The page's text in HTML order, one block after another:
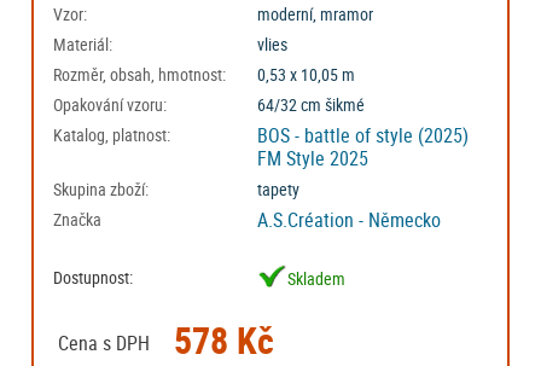
Vzor:
moderní, mramor
Materiál:
vlies
Rozměr, obsah, hmotnost:
0,53 x 10,05 m
Opakování vzoru:
64/32 cm šikmé
Katalog, platnost:
BOS - battle of style (2025)
FM Style 2025
Skupina zboží:
tapety
Značka
A.S.Création - Německo
Dostupnost: Skladem
Cena s DPH 578 Kč